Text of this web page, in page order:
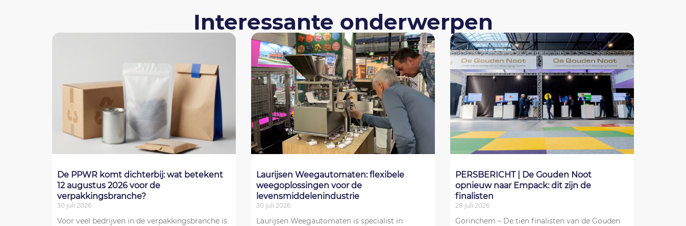
Interessante onderwerpen
De PPWR komt dichterbij: wat betekent
12 augustus 2026 voor de
verpakkingsbranche?
30 juli 2026
Voor veel bedrijven in de verpakkingsbranche is
Laurijsen Weegautomaten: flexibele
weegoplossingen voor de
levensmiddelenindustrie
30 juli 2026
Laurijsen Weegautomaten is specialist in
PERSBERICHT | De Gouden Noot
opnieuw naar Empack: dit zijn de
finalisten
28 juli 2026
Gorinchem – De tien finalisten van de Gouden